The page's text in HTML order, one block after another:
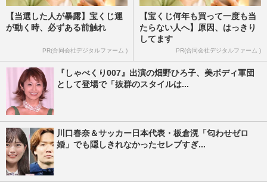
【当選した人が暴露】宝くじ運
が動く時、必ずある前触れ
PR(合同会社デジタルファーム )
【宝くじ何年も買って一度も当
たらない人へ】原因、はっきり
してます
PR(合同会社デジタルファーム )
『しゃべくり007』出演の畑野ひろ子、美ボディ軍団
として登場で「抜群のスタイルは...
川口春奈＆サッカー日本代表・板倉滉「匂わせゼロ
婚」でも隠しきれなかったセレブすぎ...